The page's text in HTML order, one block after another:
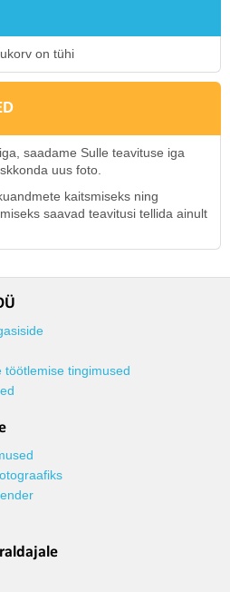
on tühi
saadame Sulle teavituse iga
uus foto.
kaitsmiseks ning
saavad teavitusi tellida ainult
töötlemise tingimused